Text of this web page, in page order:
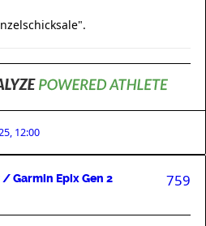
12:00
/ Garmin Epix Gen 2 759